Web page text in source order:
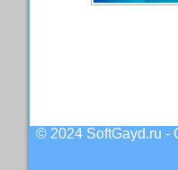
© 2024 SoftGayd.ru -